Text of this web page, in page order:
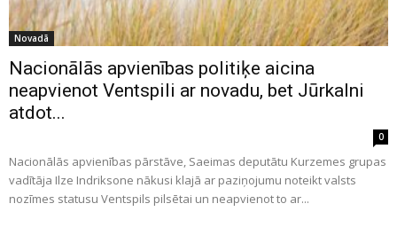
Novadā
Nacionālās apvienības politiķe aicina
neapvienot Ventspili ar novadu, bet Jūrkalni
atdot...
0
Nacionālās apvienības pārstāve, Saeimas deputātu Kurzemes grupas
vadītāja Ilze Indriksone nākusi klajā ar paziņojumu noteikt valsts
nozīmes statusu Ventspils pilsētai un neapvienot to ar...